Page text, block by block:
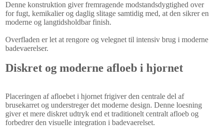
Denne konstruktion giver fremragende modstandsdygtighed over
for fugt, kemikalier og daglig slitage samtidig med, at den sikrer en
moderne og langtidsholdbar finish.
Overfladen er let at rengore og velegnet til intensiv brug i moderne
badevaerelser.
Diskret og moderne afloeb i hjornet
Placeringen af afloebet i hjornet frigiver den centrale del af
brusekarret og understreger det moderne design. Denne loesning
giver et mere diskret udtryk end et traditionelt centralt afloeb og
forbedrer den visuelle integration i badevaerelset.